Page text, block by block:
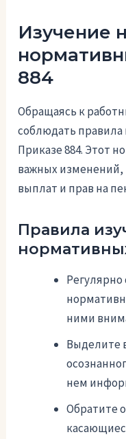
Изучение
884
Обращаясь к
соблюдать
Приказе 884. Этот
важных изменений,
выплат и прав на
Правила
ними
Выделите
нем
Обратите